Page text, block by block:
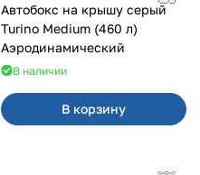
Автобокс на крышу серый
Turino Medium (460 л)
Аэродинамический
В наличии
В корзину